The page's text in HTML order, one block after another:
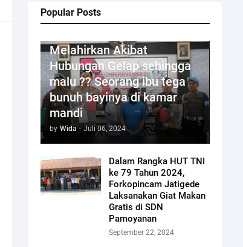
Popular Posts
Melahirkan Akibat
Hubungan Gelap sehingga
malu ?? Seorang ibu tega
bunuh bayinya di kamar
mandi
by Wida - Juli 06, 2024
Dalam Rangka HUT TNI
ke 79 Tahun 2024,
Forkopincam Jatigede
Laksanakan Giat Makan
Gratis di SDN
Pamoyanan
September 22, 2024